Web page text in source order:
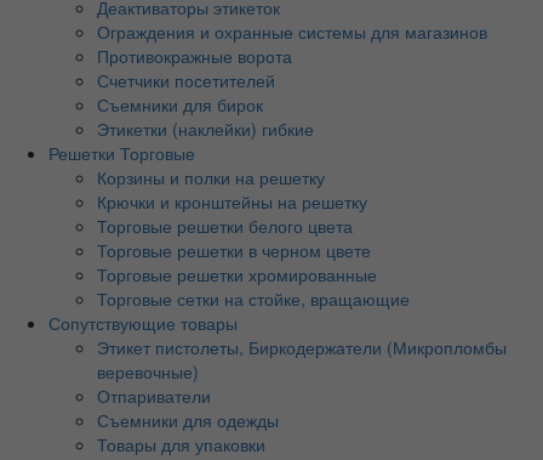
Деактиваторы этикеток
Ограждения и охранные системы для магазинов
Противокражные ворота
Счетчики посетителей
Съемники для бирок
Этикетки (наклейки) гибкие
Решетки Торговые
Корзины и полки на решетку
Крючки и кронштейны на решетку
Торговые решетки белого цвета
Торговые решетки в черном цвете
Торговые решетки хромированные
Торговые сетки на стойке, вращающие
Сопутствующие товары
Этикет пистолеты, Биркодержатели (Микропломбы
веревочные)
Отпариватели
Съемники для одежды
Товары для упаковки